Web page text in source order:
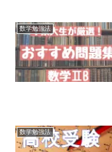
数学勉強法
数学勉強法